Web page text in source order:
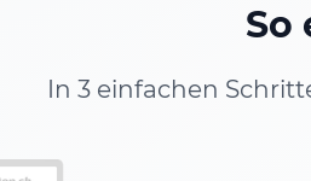
So
In 3 einfachen